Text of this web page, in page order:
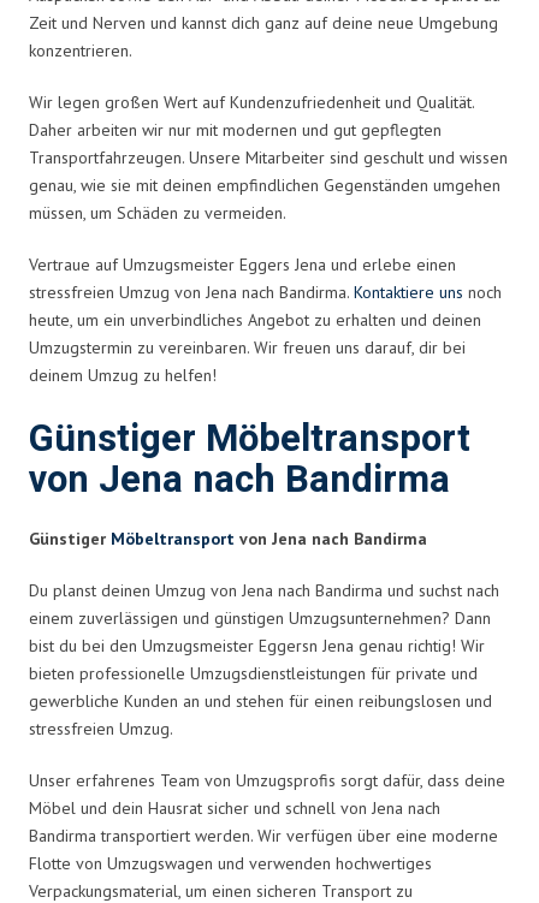
Zeit und Nerven und kannst dich ganz auf deine neue Umgebung
konzentrieren.
Wir legen großen Wert auf Kundenzufriedenheit und Qualität.
Daher arbeiten wir nur mit modernen und gut gepflegten
Transportfahrzeugen. Unsere Mitarbeiter sind geschult und wissen
genau, wie sie mit deinen empfindlichen Gegenständen umgehen
müssen, um Schäden zu vermeiden.
Vertraue auf Umzugsmeister Eggers Jena und erlebe einen
stressfreien Umzug von Jena nach Bandirma. Kontaktiere uns noch
heute, um ein unverbindliches Angebot zu erhalten und deinen
Umzugstermin zu vereinbaren. Wir freuen uns darauf, dir bei
deinem Umzug zu helfen!
Günstiger Möbeltransport
von Jena nach Bandirma
Günstiger Möbeltransport von Jena nach Bandirma
Du planst deinen Umzug von Jena nach Bandirma und suchst nach
einem zuverlässigen und günstigen Umzugsunternehmen? Dann
bist du bei den Umzugsmeister Eggersn Jena genau richtig! Wir
bieten professionelle Umzugsdienstleistungen für private und
gewerbliche Kunden an und stehen für einen reibungslosen und
stressfreien Umzug.
Unser erfahrenes Team von Umzugsprofis sorgt dafür, dass deine
Möbel und dein Hausrat sicher und schnell von Jena nach
Bandirma transportiert werden. Wir verfügen über eine moderne
Flotte von Umzugswagen und verwenden hochwertiges
Verpackungsmaterial, um einen sicheren Transport zu